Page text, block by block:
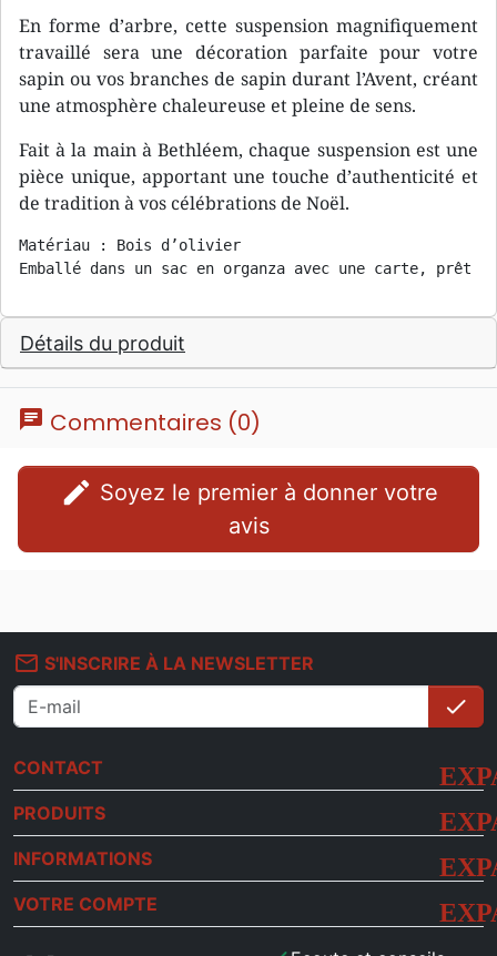
En forme d’arbre, cette suspension magnifiquement
travaillé sera une décoration parfaite pour votre
sapin ou vos branches de sapin durant l’Avent, créant
une atmosphère chaleureuse et pleine de sens.
Fait à la main à Bethléem, chaque suspension est une
pièce unique, apportant une touche d’authenticité et
de tradition à vos célébrations de Noël.
Matériau : Bois d’olivier
Emballé dans un sac en organza avec une carte, prêt
Détails du produit
chat Commentaires (0)
edit
avis
mail_outline S'INSCRIRE À LA NEWSLETTER
check
CONTACT
PRODUITS
INFORMATIONS
VOTRE COMPTE